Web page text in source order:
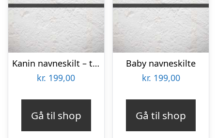
Kanin navneskilt – træ
kr. 199,00
Gå til shop
Baby navneskilte
kr. 199,00
Gå til shop